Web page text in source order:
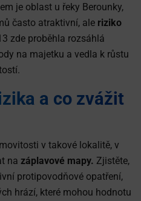
je oblast u řeky Berounky,
často atraktivní, ale riziko
zde proběhla rozsáhlá
na majetku a vedla k růstu
a co zvážit
v takové lokalitě, v
na záplavové mapy. Zjistěte,
protipovodňové opatření,
hrází, které mohou hodnotu